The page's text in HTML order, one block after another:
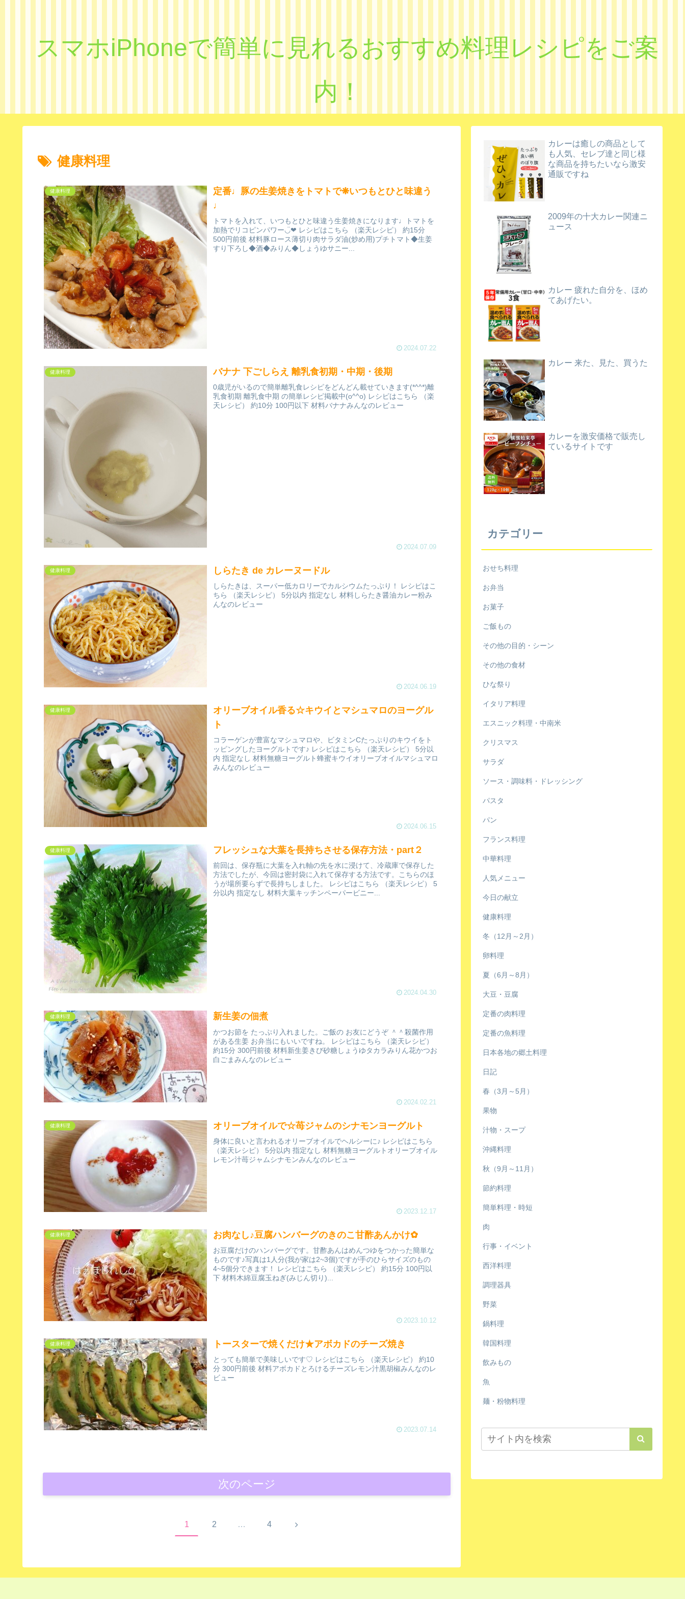
スマホiPhoneで簡単に見れるおすすめ料理レシピをご案
内！
健康料理
健康料理
定番♩豚の生姜焼きをトマトで❋いつもとひと味違う
♩
トマトを入れて、いつもとひと味違う生姜焼きになります♩トマトを
加熱でリコピンパワー◡̈❤︎ レシピはこちら （楽天レシピ） 約15分
500円前後 材料豚ロース薄切り肉サラダ油(炒め用)プチトマト◆生姜
すり下ろし◆酒◆みりん◆しょうゆサニー...
2024.07.22
健康料理 バナナ 下ごしらえ 離乳食初期・中期・後期
0歳児がいるので簡単離乳食レシピをどんどん載せていきます(*^^*)離
乳食初期 離乳食中期 の簡単レシピ掲載中(o^^o) レシピはこちら （楽
天レシピ） 約10分 100円以下 材料バナナみんなのレビュー
2024.07.09
健康料理 しらたき de カレーヌードル
しらたきは、スーパー低カロリーでカルシウムたっぷり！ レシピはこ
ちら （楽天レシピ） 5分以内 指定なし 材料しらたき醤油カレー粉み
んなのレビュー
2024.06.19
健康料理
オリーブオイル香る☆キウイとマシュマロのヨーグル
ト
コラーゲンが豊富なマシュマロや、ビタミンCたっぷりのキウイをト
ッピングしたヨーグルトです♪ レシピはこちら （楽天レシピ） 5分以
内 指定なし 材料無糖ヨーグルト蜂蜜キウイオリーブオイルマシュマロ
みんなのレビュー
2024.06.15
健康料理 フレッシュな大葉を長持ちさせる保存方法・part２
前回は、保存瓶に大葉を入れ軸の先を水に浸けて、冷蔵庫で保存した
方法でしたが、今回は密封袋に入れて保存する方法です。こちらのほ
うが場所要らずで長持ちしました。 レシピはこちら （楽天レシピ） 5
分以内 指定なし 材料大葉キッチンペーパービニー...
2024.04.30
健康料理 新生姜の佃煮
かつお節を たっぷり入れました。ご飯の お友にどうぞ ＾＾殺菌作用
がある生姜 お弁当にもいいですね。 レシピはこちら （楽天レシピ）
約15分 300円前後 材料新生姜きび砂糖しょうゆタカラみりん花かつお
白ごまみんなのレビュー
2024.02.21
健康料理 オリーブオイルで☆苺ジャムのシナモンヨーグルト
身体に良いと言われるオリーブオイルでヘルシーに♪ レシピはこちら
（楽天レシピ） 5分以内 指定なし 材料無糖ヨーグルトオリーブオイル
レモン汁苺ジャムシナモンみんなのレビュー
2023.12.17
健康料理 お肉なし♪豆腐ハンバーグのきのこ甘酢あんかけ✿
お豆腐だけのハンバーグです。甘酢あんはめんつゆをつかった簡単な
ものです♪写真は1人分(我が家は2~3個)ですが手のひらサイズのもの
4~5個分できます！ レシピはこちら （楽天レシピ） 約15分 100円以
下 材料木綿豆腐玉ねぎ(みじん切り)...
2023.10.12
健康料理 トースターで焼くだけ★アボカドのチーズ焼き
とっても簡単で美味しいです♡ レシピはこちら （楽天レシピ） 約10
分 300円前後 材料アボカドとろけるチーズレモン汁黒胡椒みんなのレ
ビュー
2023.07.14
次のページ
1 2 … 4 次
カレーは癒しの商品として
も人気、セレブ達と同じ様
な商品を持ちたいなら激安
通販ですね
2009年の十大カレー関連ニ
ュース
カレー 疲れた自分を、ほめ
てあげたい。
カレー 来た、見た、買うた
カレーを激安価格で販売し
ているサイトです
カテゴリー
おせち料理
お弁当
お菓子
ご飯もの
その他の目的・シーン
その他の食材
ひな祭り
イタリア料理
エスニック料理・中南米
クリスマス
サラダ
ソース・調味料・ドレッシング
パスタ
パン
フランス料理
中華料理
人気メニュー
今日の献立
健康料理
冬（12月～2月）
卵料理
夏（6月～8月）
大豆・豆腐
定番の肉料理
定番の魚料理
日本各地の郷土料理
日記
春（3月～5月）
果物
汁物・スープ
沖縄料理
秋（9月～11月）
節約料理
簡単料理・時短
肉
行事・イベント
西洋料理
調理器具
野菜
鍋料理
韓国料理
飲みもの
魚
麺・粉物料理